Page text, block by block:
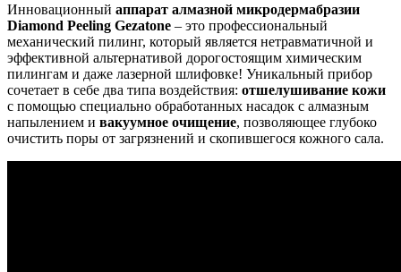
Инновационный аппарат алмазной микродермабразии
Diamond Peeling Gezatone – это профессиональный
механический пилинг, который является нетравматичной и
эффективной альтернативой дорогостоящим химическим
пилингам и даже лазерной шлифовке! Уникальный прибор
сочетает в себе два типа воздействия: отшелушивание кожи
с помощью специально обработанных насадок с алмазным
напылением и вакуумное очищение, позволяющее глубоко
очистить поры от загрязнений и скопившегося кожного сала.